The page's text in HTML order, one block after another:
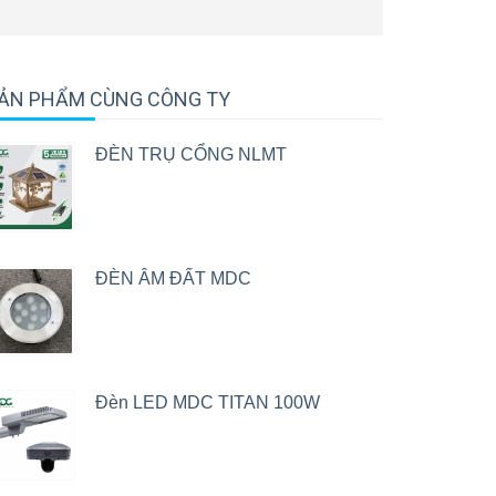
PHẨM CÙNG CÔNG TY
ĐÈN TRỤ CỔNG NLMT
ĐÈN ÂM ĐẤT MDC
Đèn LED MDC TITAN 100W